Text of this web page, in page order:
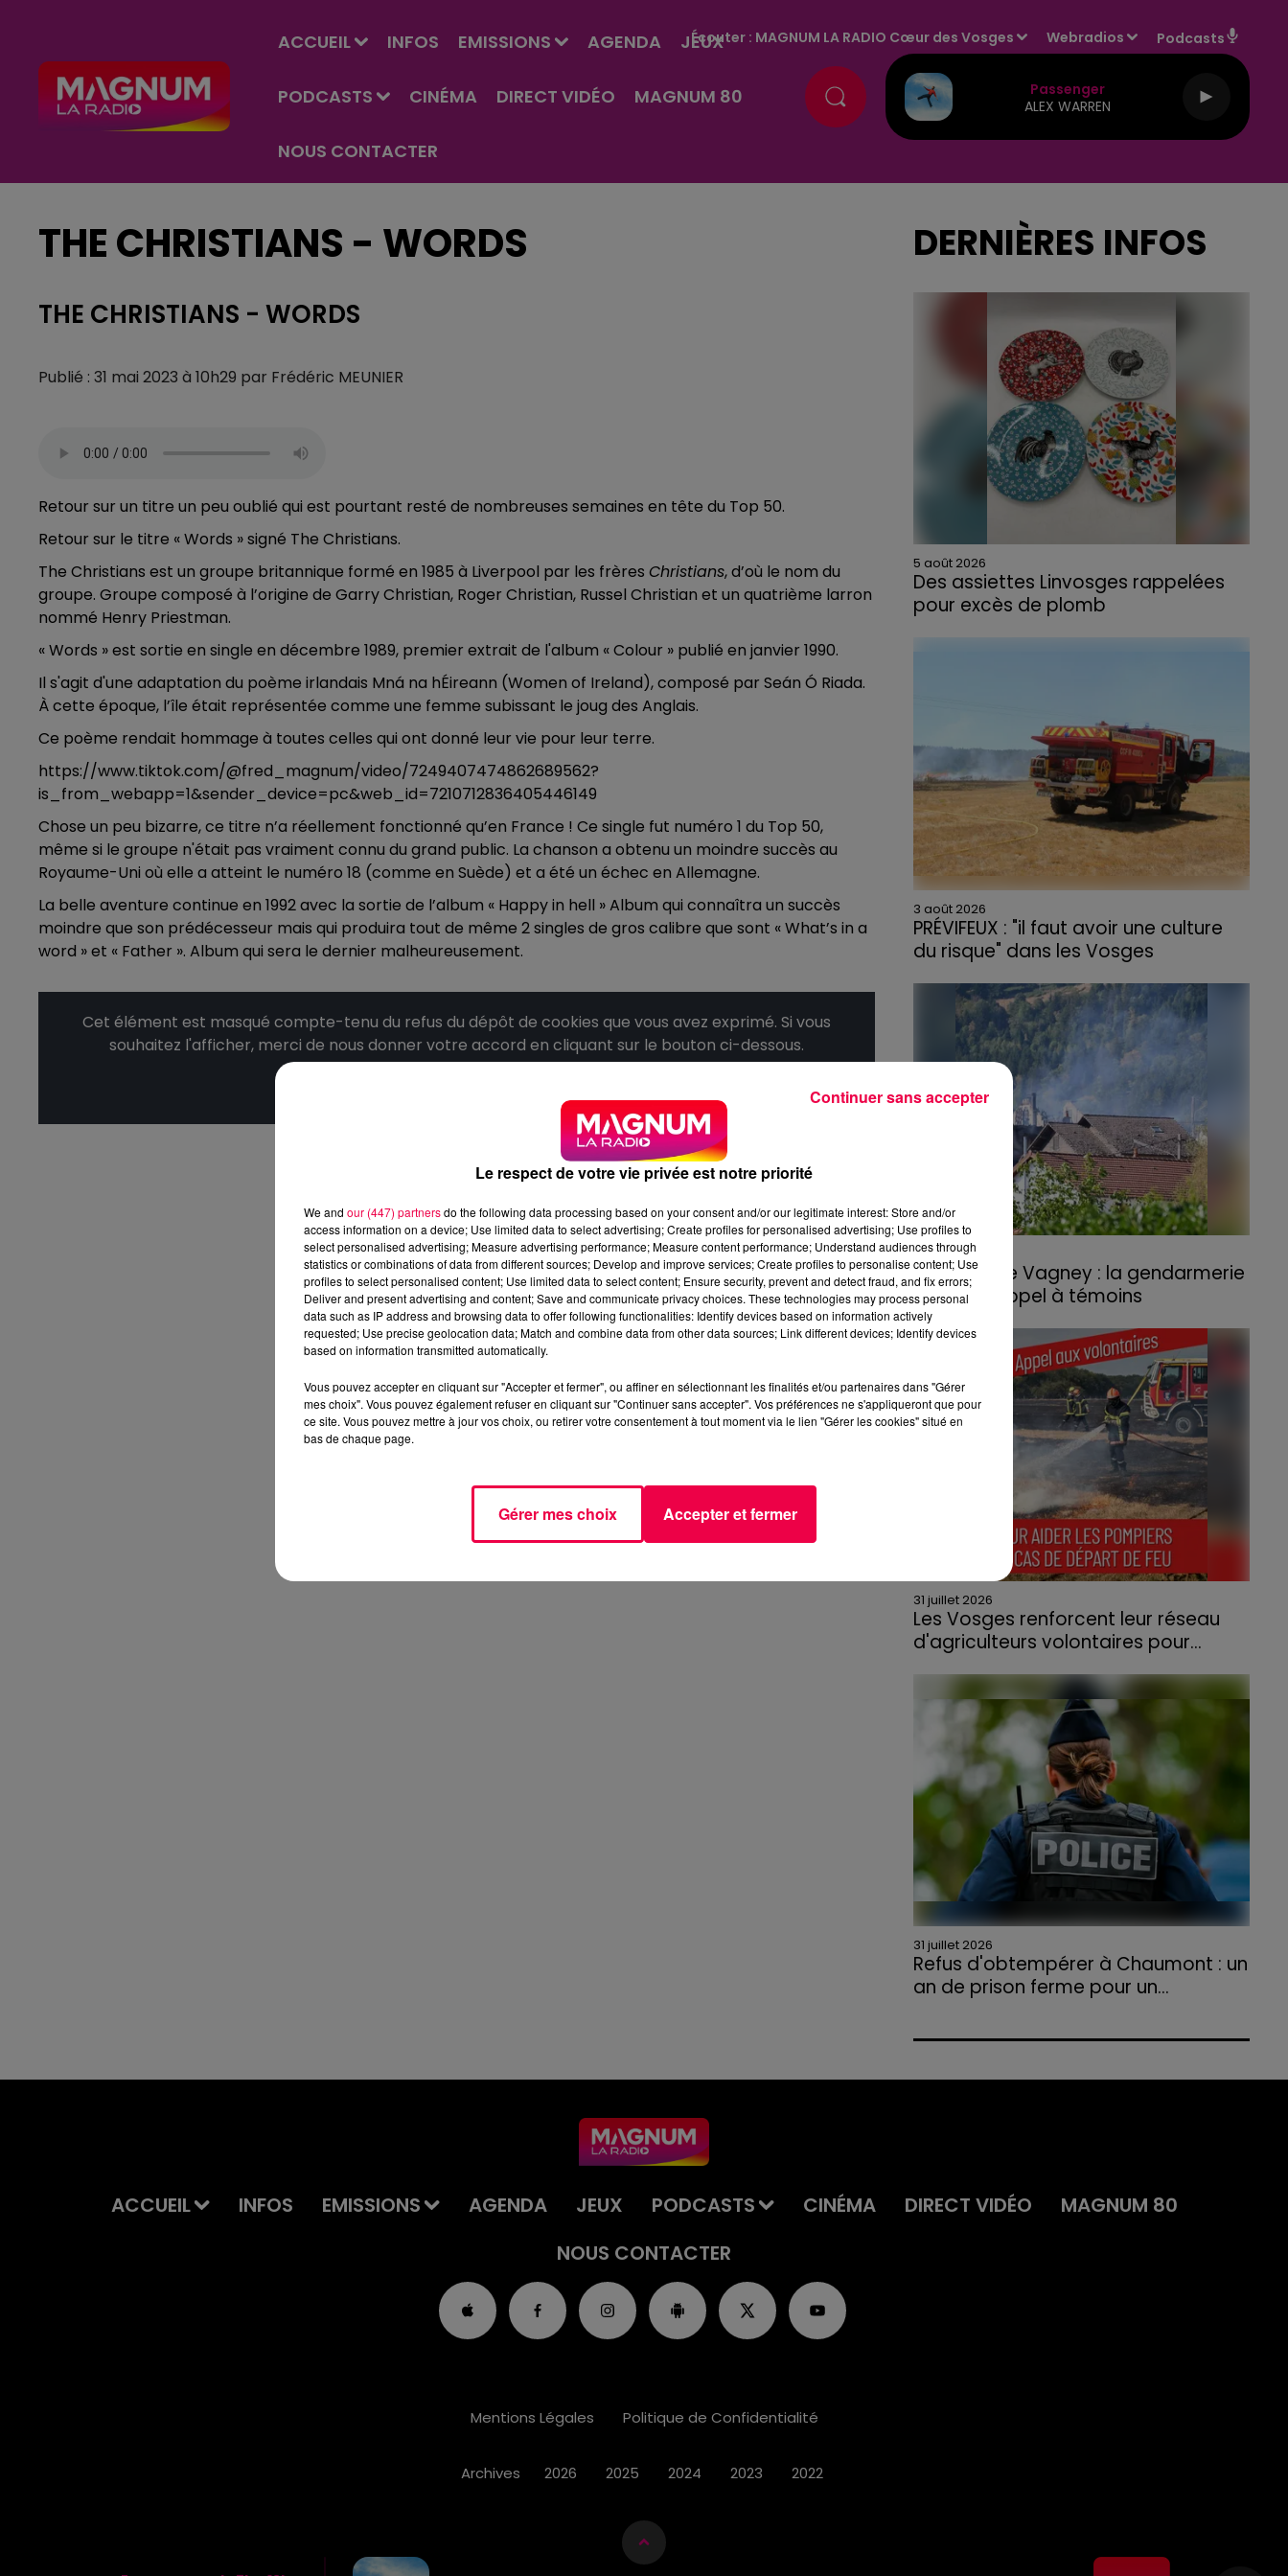
ACCUEIL INFOS EMISSIONS AGENDA JEUX
PODCASTS CINÉMA DIRECT VIDÉO MAGNUM 80
NOUS CONTACTER
Écouter : MAGNUM LA RADIO Cœur des Vosges Webradios Podcasts
Passenger
ALEX WARREN
THE CHRISTIANS - WORDS
THE CHRISTIANS - WORDS
Publié : 31 mai 2023 à 10h29 par Frédéric MEUNIER
Retour sur un titre un peu oublié qui est pourtant resté de nombreuses semaines en tête du Top 50.
Retour sur le titre « Words » signé The Christians.
The Christians est un groupe britannique formé en 1985 à Liverpool par les frères Christians, d’où le nom du
groupe. Groupe composé à l’origine de Garry Christian, Roger Christian, Russel Christian et un quatrième larron
nommé Henry Priestman.
« Words » est sortie en single en décembre 1989, premier extrait de l'album « Colour » publié en janvier 1990.
Il s'agit d'une adaptation du poème irlandais Mná na hÉireann (Women of Ireland), composé par Seán Ó Riada.
À cette époque, l’île était représentée comme une femme subissant le joug des Anglais.
Ce poème rendait hommage à toutes celles qui ont donné leur vie pour leur terre.
https://www.tiktok.com/@fred_magnum/video/7249407474862689562?
is_from_webapp=1&sender_device=pc&web_id=7210712836405446149
Chose un peu bizarre, ce titre n’a réellement fonctionné qu’en France ! Ce single fut numéro 1 du Top 50,
même si le groupe n'était pas vraiment connu du grand public. La chanson a obtenu un moindre succès au
Royaume-Uni où elle a atteint le numéro 18 (comme en Suède) et a été un échec en Allemagne.
La belle aventure continue en 1992 avec la sortie de l’album « Happy in hell » Album qui connaîtra un succès
moindre que son prédécesseur mais qui produira tout de même 2 singles de gros calibre que sont « What’s in a
word » et « Father ». Album qui sera le dernier malheureusement.
Cet élément est masqué compte-tenu du refus du dépôt de cookies que vous avez exprimé. Si vous
souhaitez l'afficher, merci de nous donner votre accord en cliquant sur le bouton ci-dessous.
DERNIÈRES INFOS
5 août 2026
Des assiettes Linvosges rappelées
pour excès de plomb
3 août 2026
PRÉVIFEUX : "il faut avoir une culture
du risque" dans les Vosges
3 août 2026
Incendie de Vagney : la gendarmerie
lance un appel à témoins
Le feu, parti d'une haie avant de se propager
au quartier résidentiel, avait détruit deux
habitations et contraint à l'évacuation d'une
centaine de personnes.
31 juillet 2026
Les Vosges renforcent leur réseau
d'agriculteurs volontaires pour...
départs de feu, la Chambre d'agriculture
des Vosges a lancé un appel aux
agriculteurs volontaires pour venir en aide...
31 juillet 2026
Refus d'obtempérer à Chaumont : un
an de prison ferme pour un...
l'annulation de son permis et la confiscation
ACCUEIL INFOS EMISSIONS AGENDA JEUX PODCASTS CINÉMA DIRECT VIDÉO
MAGNUM 80
NOUS CONTACTER
Mentions Légales Politique de Confidentialité
Archives 2026 2025 2024 2023 2022
Le respect de votre vie privée est notre priorité
We and our (447) partnersdo the following data processing based on your consent and/or our legitimate interest: Store and/or
access information on a device; Use limited data to select advertising; Create profiles for personalised advertising; Use profiles to
select personalised advertising; Measure advertising performance; Measure content performance; Understand audiences through
statistics or combinations of data from different sources; Develop and improve services; Create profiles to personalise content; Use
profiles to select personalised content; Use limited data to select content; Ensure security, prevent and detect fraud, and fix errors;
Deliver and present advertising and content; Save and communicate privacy choices. These technologies may process personal
data such as IP address and browsing data to offer following functionalities: Identify devices based on information actively
requested; Use precise geolocation data; Match and combine data from other data sources; Link different devices; Identify devices
based on information transmitted automatically.
Vous pouvez accepter en cliquant sur "Accepter et fermer", ou affiner en sélectionnant les finalités et/ou partenaires dans "Gérer
mes choix". Vous pouvez également refuser en cliquant sur "Continuer sans accepter". Vos préférences ne s'appliqueront que pour
ce site. Vous pouvez mettre à jour vos choix, ou retirer votre consentement à tout moment via le lien "Gérer les cookies" situé en
bas de chaque page.
Gérer mes choix Accepter et fermer
Continuer sans accepter